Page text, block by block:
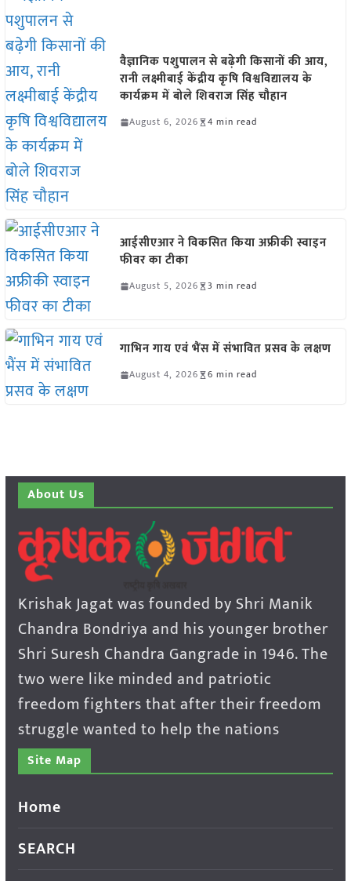
वैज्ञानिक पशुपालन से बढ़ेगी किसानों की आय,
रानी लक्ष्मीबाई केंद्रीय कृषि विश्वविद्यालय के
कार्यक्रम में बोले शिवराज सिंह चौहान
August 6, 2026 4 min read
आईसीएआर ने विकसित किया अफ्रीकी स्वाइन
फीवर का टीका
August 5, 2026 3 min read
गाभिन गाय एवं भैंस में संभावित प्रसव के लक्षण
August 4, 2026 6 min read
About Us
Krishak Jagat was founded by Shri Manik
Chandra Bondriya and his younger brother
Shri Suresh Chandra Gangrade in 1946. The
two were like minded and patriotic
freedom fighters that after their freedom
struggle wanted to help the nations
Site Map
Home
SEARCH